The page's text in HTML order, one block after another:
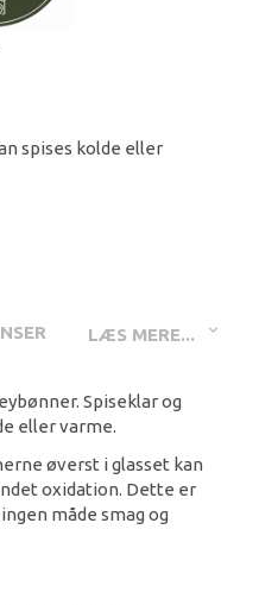
spises kolde eller
LÆS MERE...
Spiseklar og
eller varme.
øverst i glasset kan
oxidation. Dette er
måde smag og